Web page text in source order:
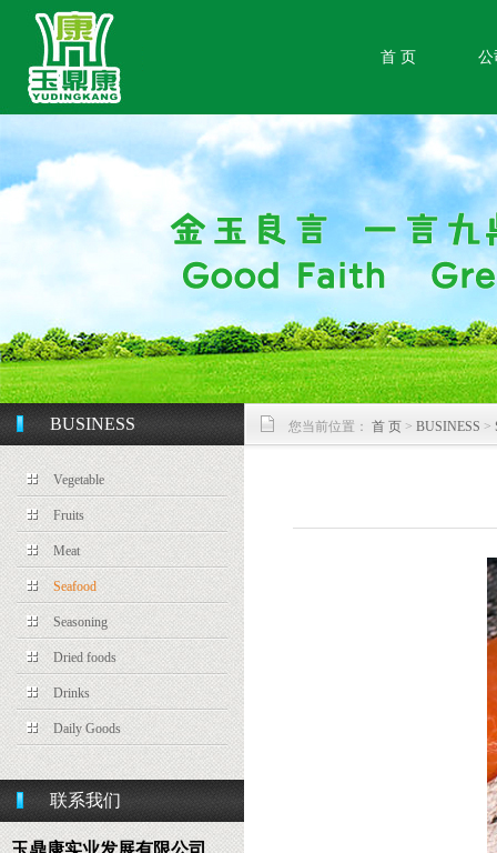
首 页 公
BUSINESS
Vegetable
Fruits
Meat
Seafood
Seasoning
Dried foods
Drinks
Daily Goods
联系我们
玉鼎康实业发展有限公司
您当前位置： 首 页 > BUSINESS >